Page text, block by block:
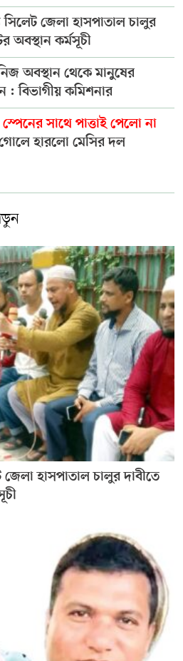
সিলেট জেলা হাসপাতাল চালুর
অবস্থান কর্মসূচী
অবস্থান থেকে মানুষের
: বিভাগীয় কমিশনার
সাথে পাত্তাই পেলো না
হারলো মেসির দল
জেলা হাসপাতাল চালুর দাবীতে